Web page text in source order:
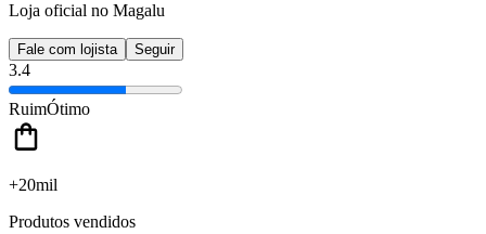
Loja oficial no Magalu
Fale com lojista Seguir
3.4
RuimÓtimo
+20mil
Produtos vendidos